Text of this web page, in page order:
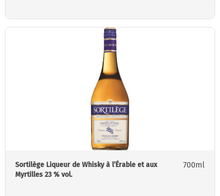
Sortilège Liqueur de Whisky à l’Érable et aux
Myrtilles 23 % vol.
700ml